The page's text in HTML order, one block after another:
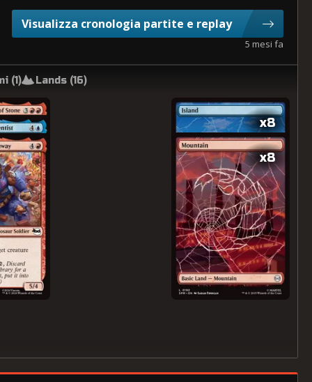
Visualizza cronologia partite e replay
5 mesi fa
(1) Lands (16)
x8
x8